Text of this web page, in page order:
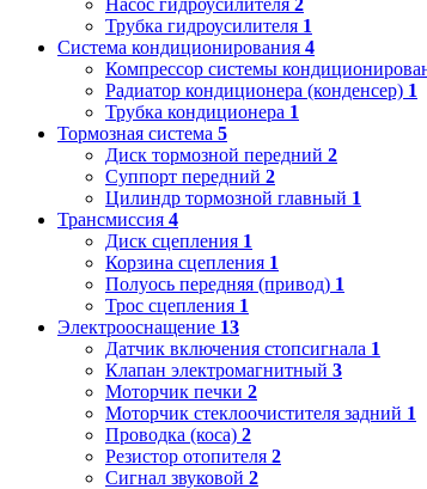
Трубка гидроусилителя 1
Система кондиционирования 4
Компрессор системы
Радиатор кондиционера (конденсер) 1
Трубка кондиционера 1
Тормозная система 5
Диск тормозной передний 2
Суппорт передний 2
Цилиндр тормозной главный 1
Трансмиссия 4
Диск сцепления 1
Корзина сцепления 1
Полуось передняя (привод) 1
Трос сцепления 1
Электрооснащение 13
Датчик включения стопсигнала 1
Клапан электромагнитный 3
Моторчик печки 2
Моторчик стеклоочистителя задний 1
Проводка (коса) 2
Резистор отопителя 2
Сигнал звуковой 2